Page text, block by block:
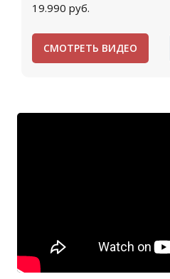
19.990 руб.
СМОТРЕТЬ ВИДЕО